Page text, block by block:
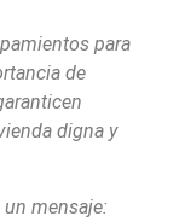
para
de
digna y
mensaje: